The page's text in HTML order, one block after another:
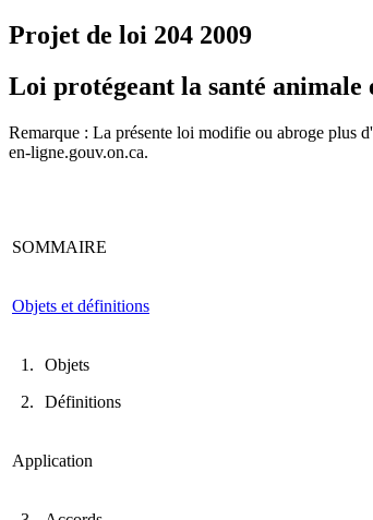
Projet de loi 204 2009
Loi protégeant la santé
Remarque : La présente loi modifie ou abroge plus
en-ligne.gouv.on.ca.
SOMMAIRE
Objets et définitions
1.
2.
Objets
Définitions
Application